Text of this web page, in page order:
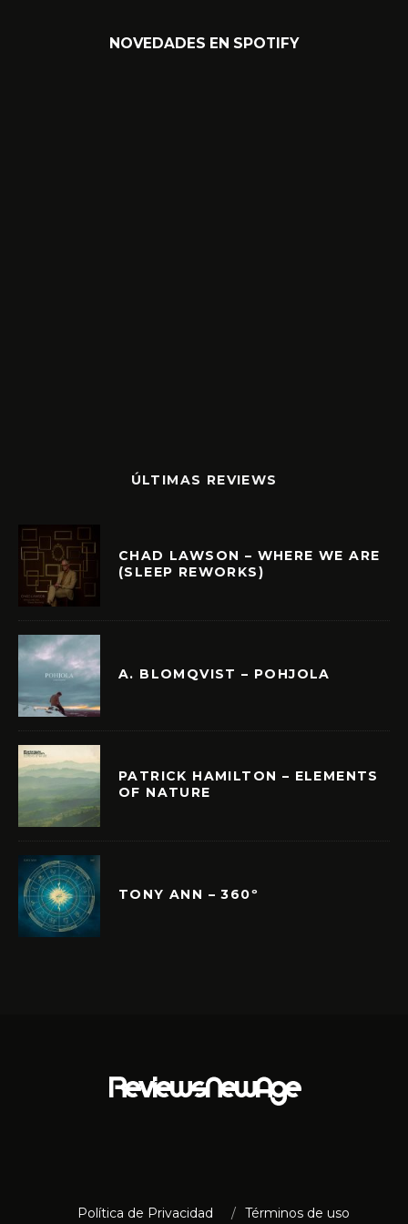
NOVEDADES EN SPOTIFY
ÚLTIMAS REVIEWS
CHAD LAWSON – WHERE WE ARE
(SLEEP REWORKS)
A. BLOMQVIST – POHJOLA
PATRICK HAMILTON – ELEMENTS
OF NATURE
TONY ANN – 360º
Política de Privacidad Términos de uso